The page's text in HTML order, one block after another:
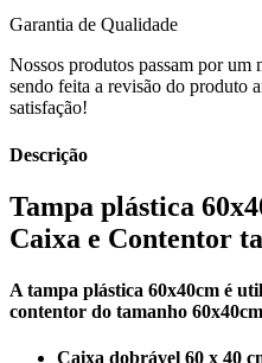
Garantia de Qualidade
Nossos produtos passam por
sendo feita a revisão do produto
satisfação!
Descrição
Tampa plástica
Caixa e Contentor
A tampa plástica 60x40cm é
contentor do tamanho
Caixa dobrável 60 x 40